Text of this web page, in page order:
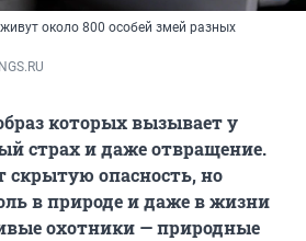
около 800 особей змей разных
которых вызывает у
страх и даже отвращение.
скрытую опасность, но
в природе и даже в жизни
охотники — природные